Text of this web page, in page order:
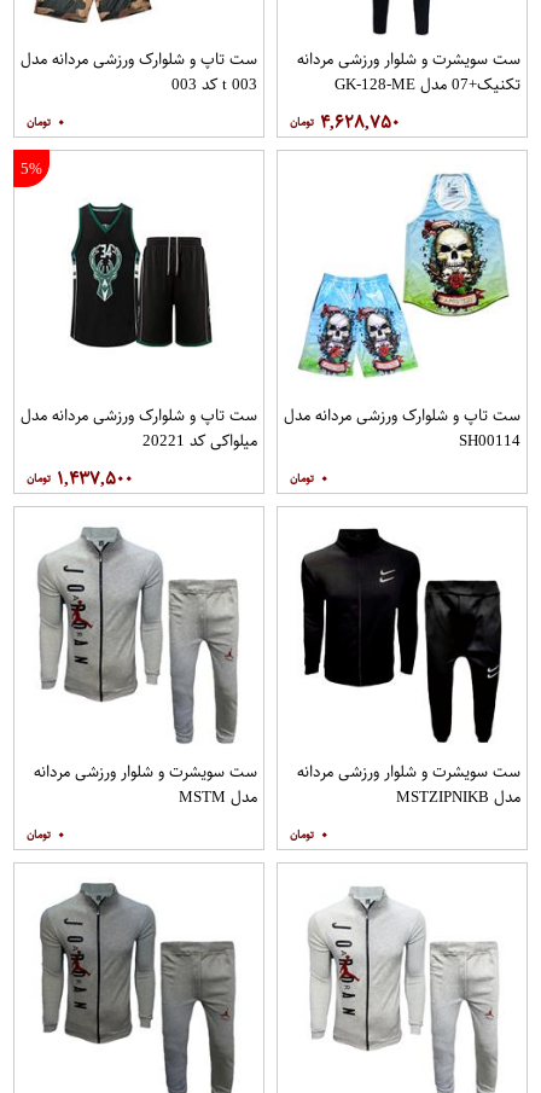
ست سویشرت و شلوار ورزشی مردانه
تکنیک+07 مدل GK-128-ME
۴,۶۲۸,۷۵۰
ست تاپ و شلوارک ورزشی مردانه مدل
t 003 کد 003
۰
ست تاپ و شلوارک ورزشی مردانه مدل
SH00114
۰
5%
ست تاپ و شلوارک ورزشی مردانه مدل
میلواکی کد 20221
۱,۴۳۷,۵۰۰
ست سویشرت و شلوار ورزشی مردانه
مدل MSTZIPNIKB
۰
ست سویشرت و شلوار ورزشی مردانه
مدل MSTM
۰